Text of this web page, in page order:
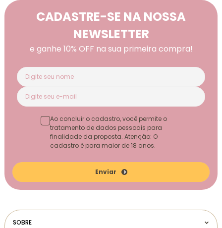
CADASTRE-SE NA NOSSA
NEWSLETTER
e ganhe 10% OFF na sua primeira compra!
Enviar
Ao concluir o cadastro, você permite o
tratamento de dados pessoais para
finalidade da proposta. Atenção: O
cadastro é para maior de 18 anos.
SOBRE